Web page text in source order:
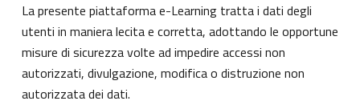
La presente piattaforma e-Learning tratta i dati degli
utenti in maniera lecita e corretta, adottando le opportune
misure di sicurezza volte ad impedire accessi non
autorizzati, divulgazione, modifica o distruzione non
autorizzata dei dati.